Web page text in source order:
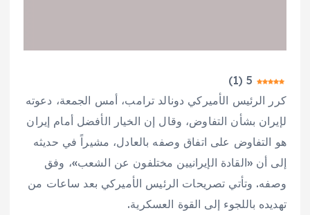
5
(
1
)
كرر الرئيس الأميركي دونالد ترامب، أمس الجمعة، دعوته
لإيران بشأن التفاوض، وقال إن الخيار الأفضل أمام إيران
هو التفاوض على اتفاق وصفه بالعادل، مشيراً في حديثه
إلى أن «القادة الإيرانيين مختلفون عن الشعب»، وفق
وصفه. وتأتي تصريحات الرئيس الأميركي بعد ساعات من
تهديده باللجوء إلى القوة العسكرية.